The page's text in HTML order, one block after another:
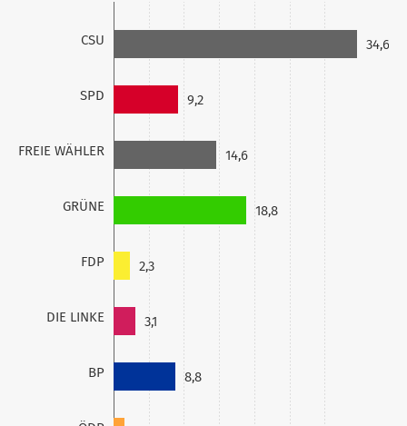
CSU
SPD
FREIE WÄHLER
GRÜNE
FDP
DIE LINKE
BP
34,6
9,2
14,6
18,8
2,3
3,1
8,8